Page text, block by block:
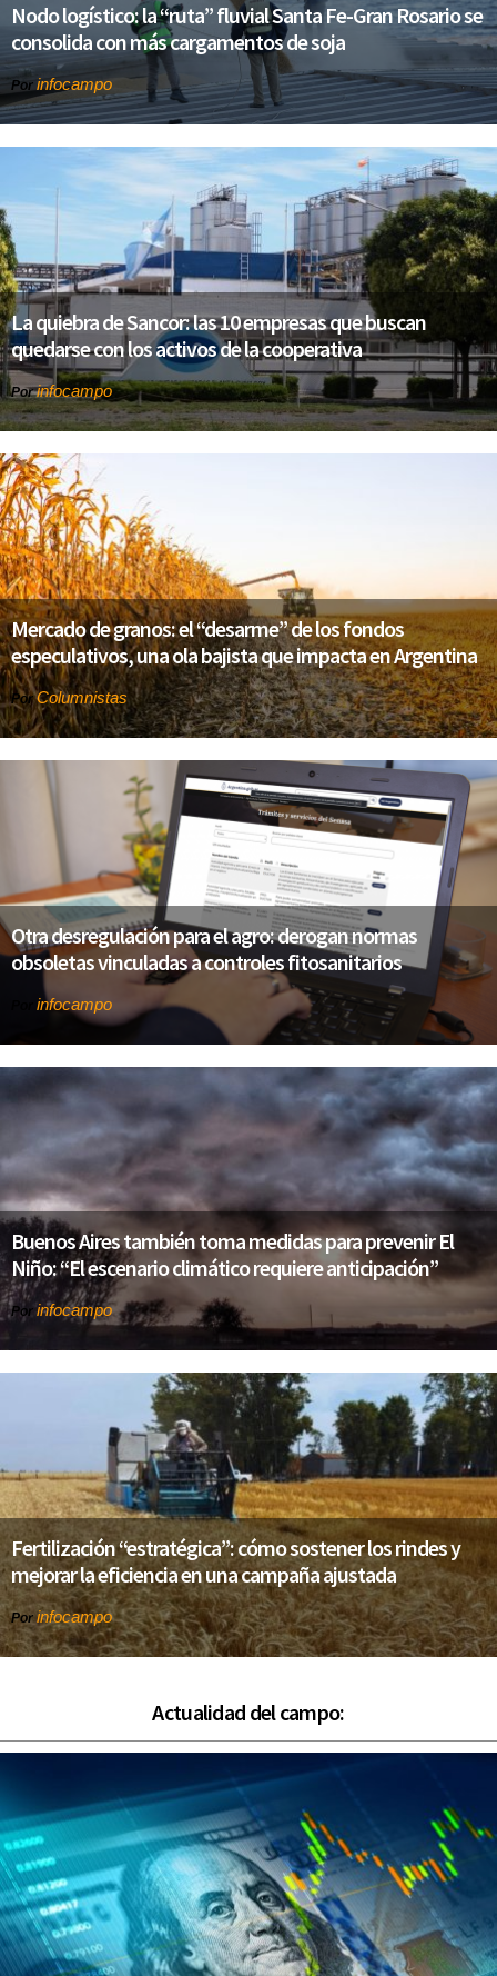
Nodo logístico: la “ruta” fluvial Santa Fe-Gran Rosario se
consolida con más cargamentos de soja
Por infocampo
La quiebra de Sancor: las 10 empresas que buscan
quedarse con los activos de la cooperativa
Porinfocampo
Mercado de granos: el “desarme” de los fondos
especulativos, una ola bajista que impacta en Argentina
PorColumnistas
Otra desregulación para el agro: derogan normas
obsoletas vinculadas a controles fitosanitarios
infocampo
Buenos Aires también toma medidas para prevenir El
Niño: “El escenario climático requiere anticipación”
Por infocampo
Fertilización “estratégica”: cómo sostener los rindes y
mejorar la eficiencia en una campaña ajustada
Por infocampo
Actualidad del campo: